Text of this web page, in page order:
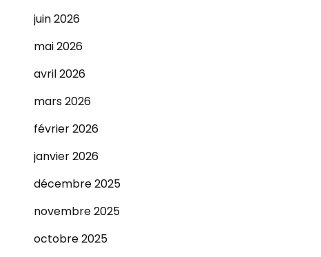
juin 2026
mai 2026
avril 2026
mars 2026
février 2026
janvier 2026
décembre 2025
novembre 2025
octobre 2025